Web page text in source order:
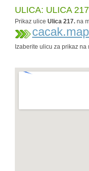
ULICA: ULICA
Prikaz ulice Ulica 217. na
Izaberite ulicu za prikaz na